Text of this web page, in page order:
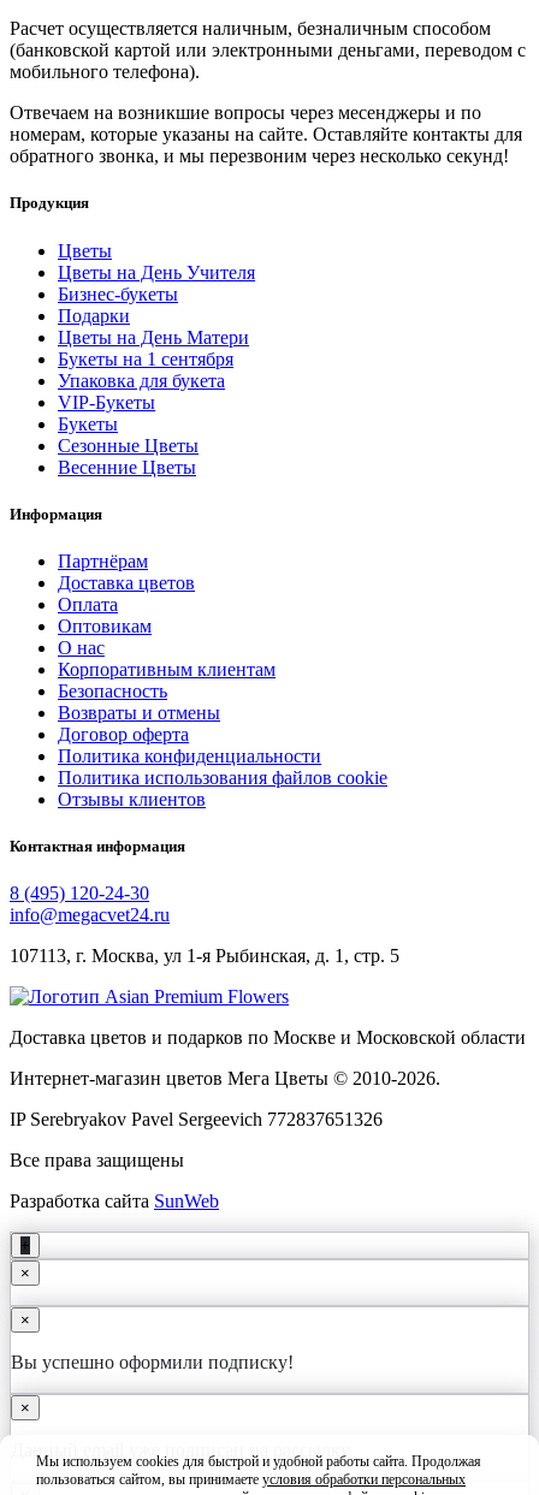
Расчет осуществляется наличным, безналичным способом
(банковской картой или электронными деньгами, переводом с
мобильного телефона).
Отвечаем на возникшие вопросы через месенджеры и по
номерам, которые указаны на сайте. Оставляйте контакты для
обратного звонка, и мы перезвоним через несколько секунд!
Продукция
Цветы
Цветы на День Учителя
Бизнес-букеты
Подарки
Цветы на День Матери
Букеты на 1 сентября
Упаковка для букета
VIP-Букеты
Букеты
Сезонные Цветы
Весенние Цветы
Информация
Партнёрам
Доставка цветов
Оплата
Оптовикам
О нас
Корпоративным клиентам
Безопасность
Возвраты и отмены
Договор оферта
Политика конфиденциальности
Политика использования файлов cookie
Отзывы клиентов
Контактная информация
8 (495) 120-24-30
info@megacvet24.ru
107113, г. Москва, ул 1-я Рыбинская, д. 1, стр. 5
Доставка цветов и подарков по Москве и Московской области
Интернет-магазин цветов Мега Цветы © 2010-2026.
IP Serebryakov Pavel Sergeevich 772837651326
Все права защищены
Разработка сайта SunWeb
Мы используем cookies для быстрой и удобной работы сайта. Продолжая
пользоваться сайтом, вы принимаете условия обработки персональных
+
×
×
Вы успешно оформили подписку!
×